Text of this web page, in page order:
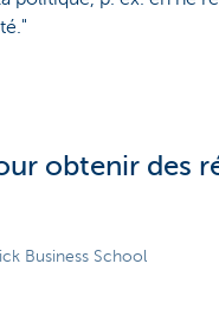
obtenir des
Business School